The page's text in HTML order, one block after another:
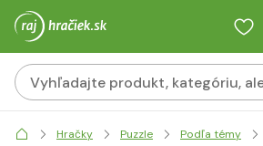
Hračky Puzzle Podľa témy